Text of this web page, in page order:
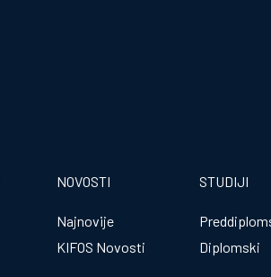
NOVOSTI
Najnovije
KIFOS Novosti
STUDIJI
Diplomski